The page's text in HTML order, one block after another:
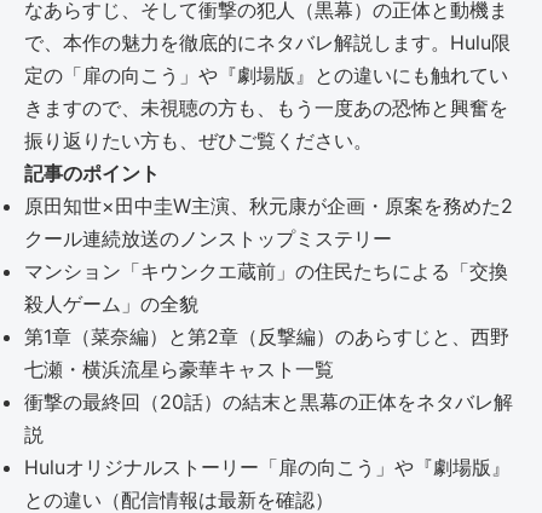
なあらすじ、そして衝撃の犯人（黒幕）の正体と動機ま
で、本作の魅力を徹底的にネタバレ解説します。Hulu限
定の「扉の向こう」や『劇場版』との違いにも触れてい
きますので、未視聴の方も、もう一度あの恐怖と興奮を
振り返りたい方も、ぜひご覧ください。
記事のポイント
原田知世×田中圭W主演、秋元康が企画・原案を務めた2
クール連続放送のノンストップミステリー
マンション「キウンクエ蔵前」の住民たちによる「交換
殺人ゲーム」の全貌
第1章（菜奈編）と第2章（反撃編）のあらすじと、西野
七瀬・横浜流星ら豪華キャスト一覧
衝撃の最終回（20話）の結末と黒幕の正体をネタバレ解
説
Huluオリジナルストーリー「扉の向こう」や『劇場版』
との違い（配信情報は最新を確認）